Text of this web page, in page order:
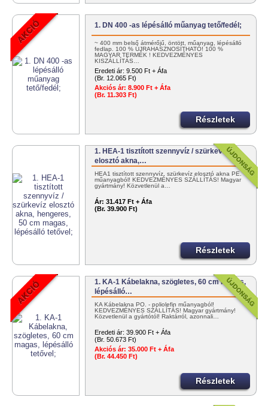
1. DN 400 -as lépésálló műanyag tető/fedél;
~ 400 mm belső átmérőjű, öntött, műanyag, lépésálló
fedlap. 100 % ÚJRAHASZNOSÍTHATÓ! 100 %
MAGYAR TERMÉK ! KEDVEZMÉNYES
KISZÁLLÍTÁS…
Eredeti ár: 9.500 Ft + Áfa
(Br. 12.065 Ft)
Akciós ár: 8.900 Ft + Áfa
(Br. 11.303 Ft)
Részletek
1. HEA-1 tisztított szennyvíz / szürkevíz
elosztó akna,…
HEA1 tisztított szennyvíz, szürkevíz elosztó akna PE.
műanyagból! KEDVEZMÉNYES SZÁLLÍTÁS! Magyar
gyártmány! Közvetlenül a…
Ár: 31.417 Ft + Áfa
(Br. 39.900 Ft)
Részletek
1. KA-1 Kábelakna, szögletes, 60 cm magas,
lépésálló…
KA Kábelakna PO. - poliolefin műanyagból!
KEDVEZMÉNYES SZÁLLÍTÁS! Magyar gyártmány!
Közvetlenül a gyártótól! Raktárról, azonnali…
Eredeti ár: 39.900 Ft + Áfa
(Br. 50.673 Ft)
Akciós ár: 35.000 Ft + Áfa
(Br. 44.450 Ft)
Részletek